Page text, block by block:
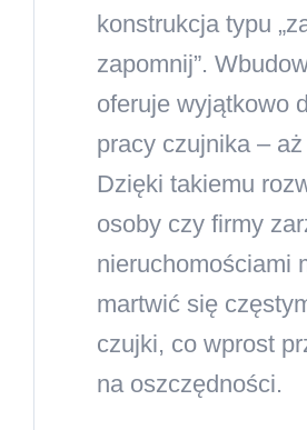
konstrukcja typu
zapomnij”.
oferuje wyjątkowo
pracy czujnika –
Dzięki takiemu
osoby czy firmy
nieruchomościami
martwić się
czujki, co wprost
na oszczędności.